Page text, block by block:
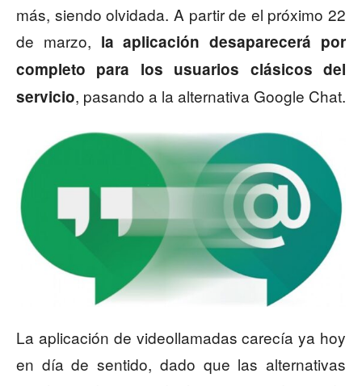
más, siendo olvidada. A partir de el próximo 22
de marzo, la aplicación desaparecerá por
completo para los usuarios clásicos del
servicio, pasando a la alternativa Google Chat.
La aplicación de videollamadas carecía ya hoy
en día de sentido, dado que las alternativas